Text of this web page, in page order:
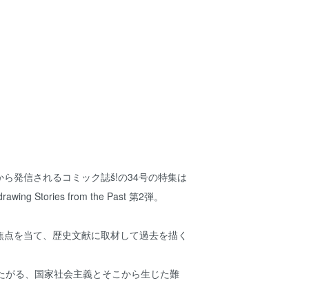
ら発信されるコミック誌š!の34号の特集は
Stories from the Past 第2弾。
を当て、歴史文献に取材して過去を描く
がる、国家社会主義とそこから生じた難